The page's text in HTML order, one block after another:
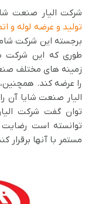
شرکت الیار صنعت
تولید و عرضه لوله و
برجسته این شرکت
طوری که این
زمینه های مختلف
را عرضه کند.
الیار صنعت شایا آن
توان گفت شرکت
توانسته است
مستمر با آنها برقرار